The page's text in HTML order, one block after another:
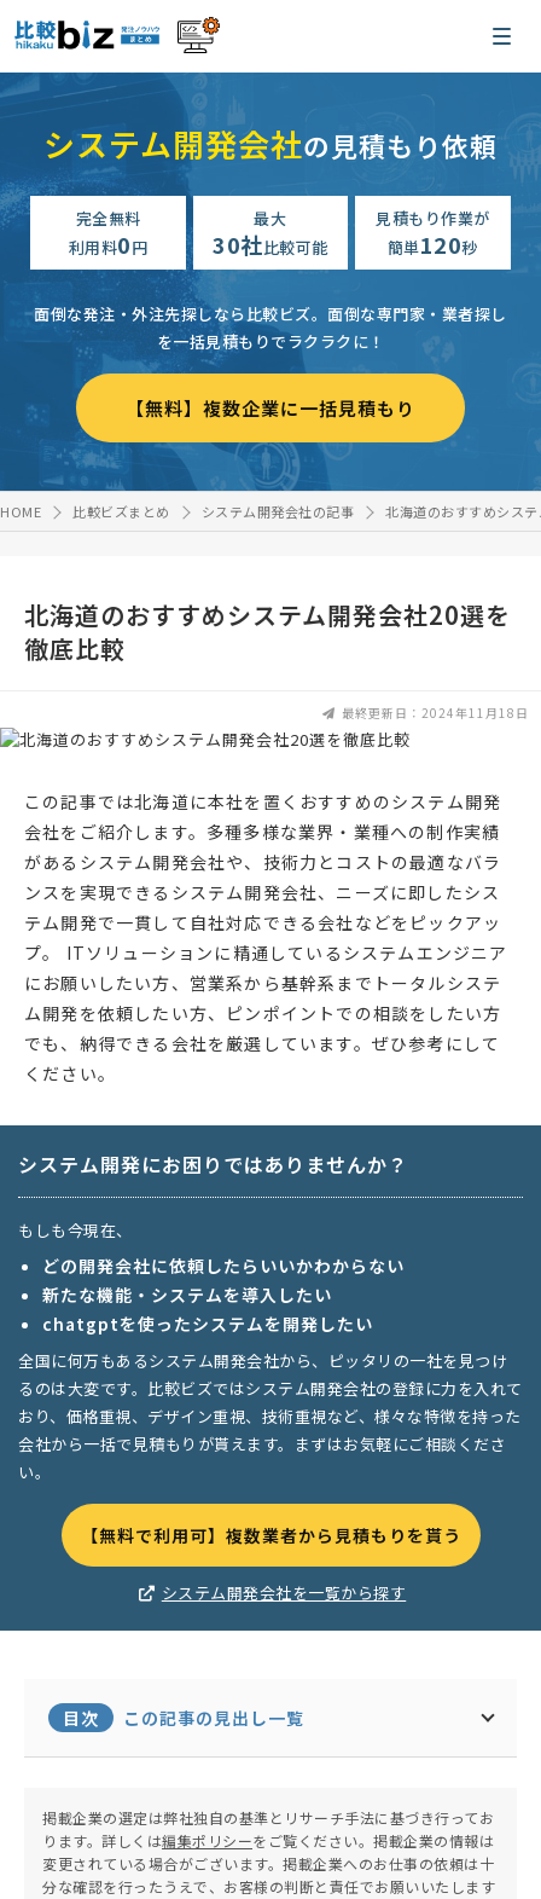
システム開発会社の見積もり依頼
完全無料
利用料0円
最大
30社比較可能
見積もり作業が
簡単120秒
面倒な発注・外注先探しなら比較ビズ。 面倒な専門家・業者探し
を一括見積もりでラクラクに！
【無料】複数企業に一括見積もり
HOME 比較ビズまとめ システム開発会社の記事 北海道のおすすめシス
北海道のおすすめシステム開発会社20選を
徹底比較
最終更新日：2024年11月18日
この記事では北海道に本社を置くおすすめのシステム開発
会社をご紹介します。多種多様な業界・業種への制作実績
があるシステム開発会社や、技術力とコストの最適なバラ
ンスを実現できるシステム開発会社、ニーズに即したシス
テム開発で一貫して自社対応できる会社などをピックアッ
プ。 ITソリューションに精通しているシステムエンジニア
にお願いしたい方、営業系から基幹系までトータルシステ
ム開発を依頼したい方、ピンポイントでの相談をしたい方
でも、納得できる会社を厳選しています。ぜひ参考にして
ください。
システム開発にお困りではありませんか？
もしも今現在、
どの開発会社に依頼したらいいかわからない
新たな機能・システムを導入したい
chatgptを使ったシステムを開発したい
全国に何万もあるシステム開発会社から、ピッタリの一社を見つけ
るのは大変です。比較ビズではシステム開発会社の登録に力を入れて
おり、価格重視、デザイン重視、技術重視など、様々な特徴を持った
会社から一括で見積もりが貰えます。まずはお気軽にご相談くださ
い。
【無料で利用可】複数業者から見積もりを貰う
システム開発会社を一覧から探す
目次 この記事の見出し一覧
掲載企業の選定は弊社独自の基準とリサーチ手法に基づき行ってお
ります。詳しくは編集ポリシーをご覧ください。掲載企業の情報は
変更されている場合がございます。掲載企業へのお仕事の依頼は十
分な確認を行ったうえで、お客様の判断と責任でお願いいたします